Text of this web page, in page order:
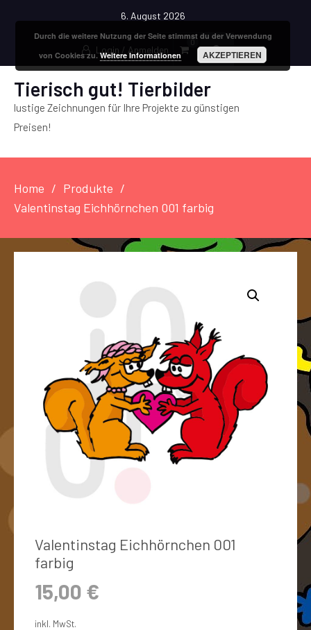
6. August 2026
Login / Anmelden
0
Tierisch gut! Tierbilder
lustige Zeichnungen für Ihre Projekte zu günstigen
Preisen!
Home
Produkte
Valentinstag Eichhörnchen 001 farbig
Valentinstag Eichhörnchen 001
farbig
15,00 €
inkl. MwSt.
Durch die weitere Nutzung der Seite stimmst du der Verwendung
von Cookies zu.Weitere Informationen AKZEPTIEREN